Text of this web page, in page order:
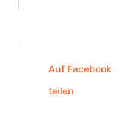
Auf Facebook
teilen